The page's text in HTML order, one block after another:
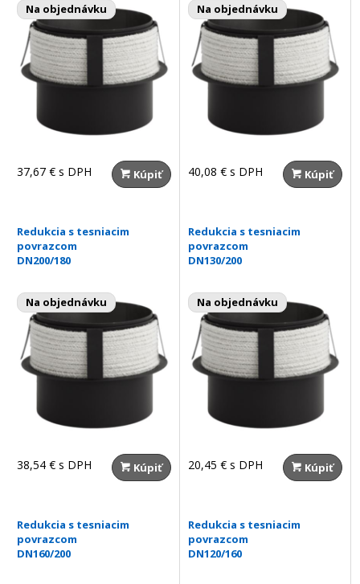
Na objednávku
37,67 €s DPH Kúpiť
Na objednávku
40,08 € s DPH Kúpiť
Redukcia s tesniacim
povrazcom
DN200/180
Na objednávku
38,54 €s DPH Kúpiť
Redukcia s tesniacim
povrazcom
DN130/200
Na objednávku
20,45 € s DPH Kúpiť
Redukcia s tesniacim
povrazcom
DN160/200
Redukcia s tesniacim
povrazcom
DN120/160